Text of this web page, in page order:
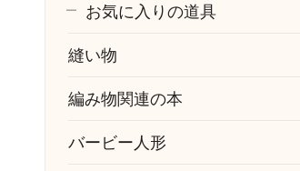
お気に入りの道具
縫い物
編み物関連の本
バービー人形